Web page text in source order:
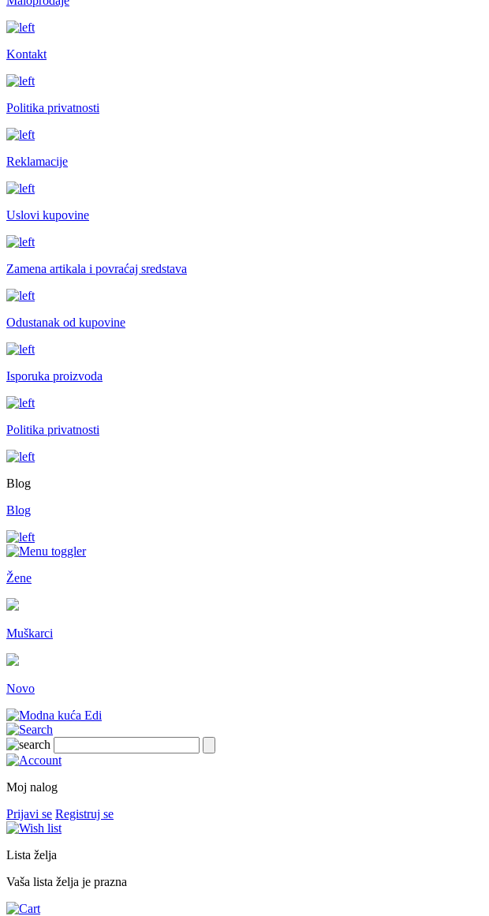
Kontakt
Politika privatnosti
Reklamacije
Uslovi kupovine
Zamena artikala i povraćaj sredstava
Odustanak od kupovine
Isporuka proizvoda
Politika privatnosti
Blog
Blog
Žene
Muškarci
Novo
Moj nalog
Prijavi se Registruj se
Lista želja
Vaša lista želja je prazna